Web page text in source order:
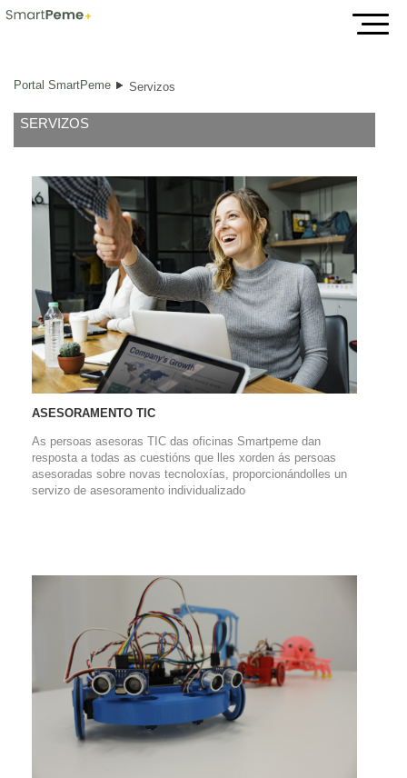
Servizos
Portal SmartPeme Servizos
SERVIZOS
ASESORAMENTO TIC
As persoas asesoras TIC das oficinas Smartpeme dan
resposta a todas as cuestións que lles xorden ás persoas
asesoradas sobre novas tecnoloxías, proporcionándolles un
servizo de asesoramento individualizado